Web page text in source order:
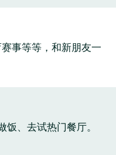
事等等，和新朋友一
、去试热门餐厅。